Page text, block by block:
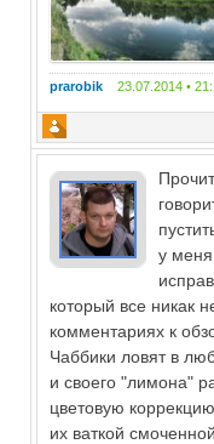
prarobik 23.07.2014 •
у меня
который все никак
комментариях к
Чаббики ловят в
и своего "лимона"
цветовую
их ваткой